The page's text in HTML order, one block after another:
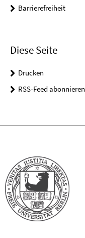
Barrierefreiheit
Diese Seite
Drucken
RSS-Feed abonnieren